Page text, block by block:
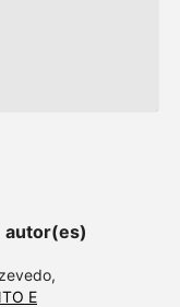
autor(es)
E